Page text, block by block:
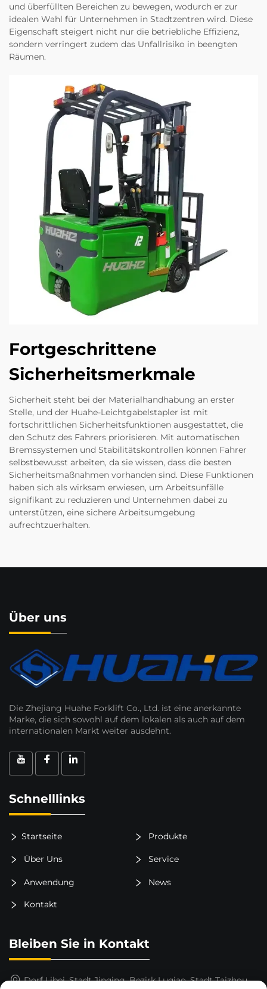
und überfüllten Bereichen zu bewegen, wodurch er zur
idealen Wahl für Unternehmen in Stadtzentren wird. Diese
Eigenschaft steigert nicht nur die betriebliche Effizienz,
sondern verringert zudem das Unfallrisiko in beengten
Räumen.
Fortgeschrittene
Sicherheitsmerkmale
Sicherheit steht bei der Materialhandhabung an erster
Stelle, und der Huahe-Leichtgabelstapler ist mit
fortschrittlichen Sicherheitsfunktionen ausgestattet, die
den Schutz des Fahrers priorisieren. Mit automatischen
Bremssystemen und Stabilitätskontrollen können Fahrer
selbstbewusst arbeiten, da sie wissen, dass die besten
Sicherheitsmaßnahmen vorhanden sind. Diese Funktionen
haben sich als wirksam erwiesen, um Arbeitsunfälle
signifikant zu reduzieren und Unternehmen dabei zu
unterstützen, eine sichere Arbeitsumgebung
aufrechtzuerhalten.
Über uns
Die Zhejiang Huahe Forklift Co., Ltd. ist eine anerkannte
Marke, die sich sowohl auf dem lokalen als auch auf dem
internationalen Markt weiter ausdehnt.
Schnelllinks
Startseite Produkte
Über Uns Service
Anwendung News
Kontakt
Bleiben Sie in Kontakt
Dorf Libei, Stadt Jinqing, Bezirk Luqiao, Stadt Taizhou,